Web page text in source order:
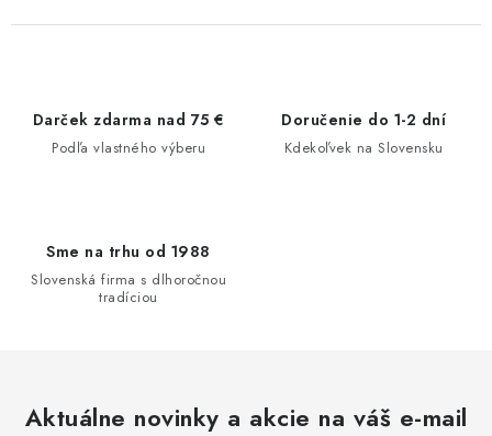
Darček zdarma nad 75 €
Podľa vlastného výberu
Doručenie do 1-2 dní
Kdekoľvek na Slovensku
Sme na trhu od 1988
Slovenská firma s dlhoročnou
tradíciou
Aktuálne novinky a akcie na váš e-mail